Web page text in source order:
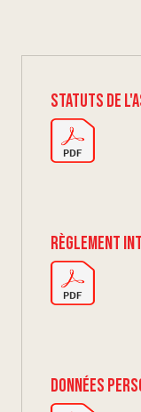
Statuts de
Règlement
Données